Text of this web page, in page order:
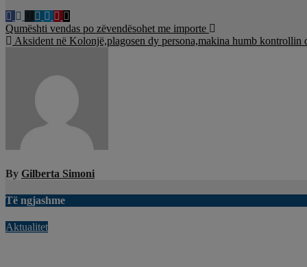
Lëvizje
te
Qumështi vendas po zëvendësohet me importe
Aksident në Kolonjë,plagosen dy persona,makina humb kontrollin
By Gilberta Simoni
Të ngjashme
Aktualitet